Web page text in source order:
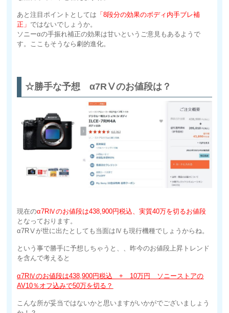
あと注目ポイントとしては 「8段分の効果のボディ内手ブレ補
正」 ではないでしょうか。
ソニーαの手振れ補正の効果は甘いというご意見もあるようで
す。ここもそうなら劇的進化。
☆勝手な予想 α7RⅤのお値段は？
現在のα7RⅣのお値段は438,900円税込、実質40万を切るお値段
となっております。
α7RⅤが世に出たとしても当面はⅣも現行機種でしょうからね。
という事で勝手に予想しちゃうと、、昨今のお値段上昇トレンド
を含んで考えると
α7RⅣのお値段は438,900円税込 + 10万円 ソニーストアの
AV10％オフ込みで50万を切る？
こんな所が妥当ではないかと思いますがいかがでございましょう